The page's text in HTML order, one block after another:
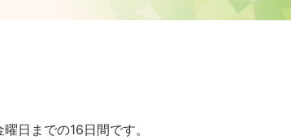
日までの16日間です。